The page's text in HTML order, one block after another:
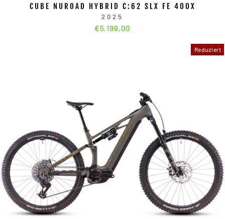
CUBE NUROAD HYBRID C:62 SLX FE 400X
2025
€5.199,00
Reduziert